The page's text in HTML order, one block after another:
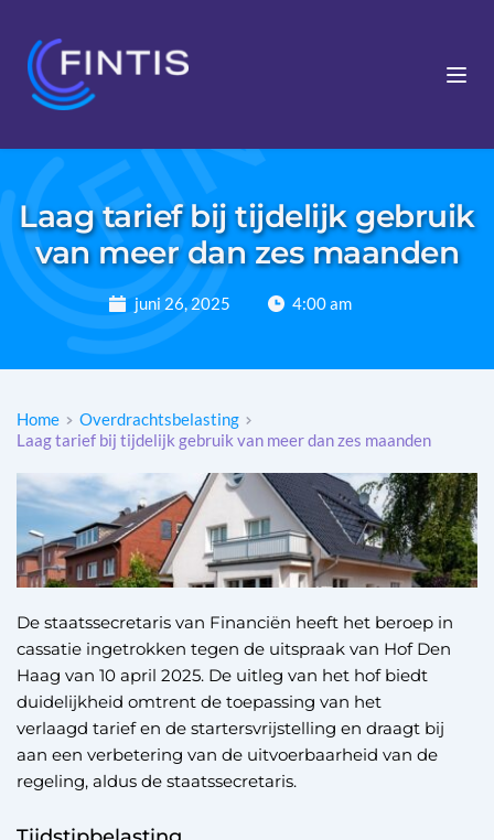
Laag tarief bij tijdelijk gebruik
van meer dan zes maanden
juni 26, 2025 4:00 am
Home
Overdrachtsbelasting
Laag tarief bij tijdelijk gebruik van meer dan zes maanden
De staatssecretaris van Financiën heeft het beroep in
cassatie ingetrokken tegen de uitspraak van Hof Den
Haag van 10 april 2025. De uitleg van het hof biedt
duidelijkheid omtrent de toepassing van het
verlaagd tarief en de startersvrijstelling en draagt bij
aan een verbetering van de uitvoerbaarheid van de
regeling, aldus de staatssecretaris.